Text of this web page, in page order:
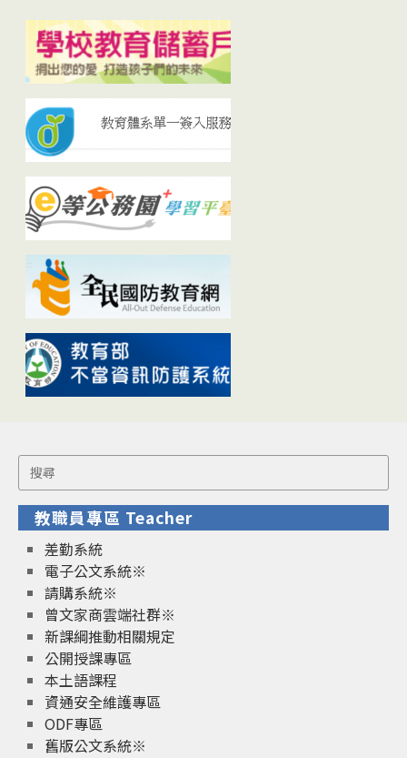
Search
for:
教職員專區 Teacher
差勤系統
電子公文系統※
請購系統※
曾文家商雲端社群※
新課綱推動相關規定
公開授課專區
本土語課程
資通安全維護專區
ODF專區
舊版公文系統※